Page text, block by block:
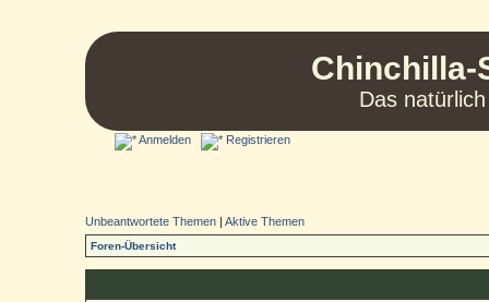
Chinchilla-
Das
Anmelden Registrieren
Unbeantwortete Themen |Aktive Themen
Foren-Übersicht